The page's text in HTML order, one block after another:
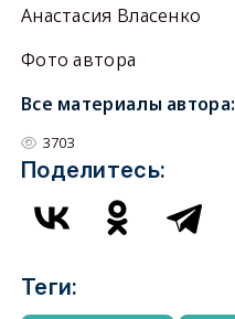
Анастасия Власенко
Фото автора
Все материалы автора:
3703
Поделитесь:
Теги: